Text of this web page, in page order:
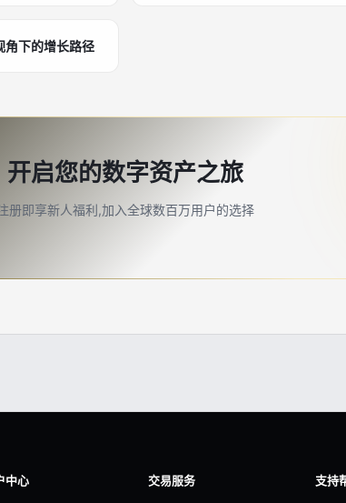
角下的增长路径
开启您的数字资产之旅
册即享新人福利,加入全球数百万用户的选择
中心 交易服务 支持